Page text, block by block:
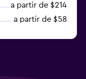
a partir de $214
a partir de $58